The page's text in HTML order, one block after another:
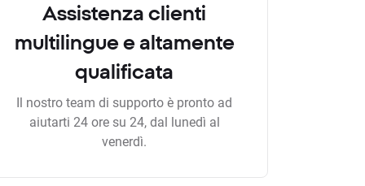
Assistenza clienti
multilingue e altamente
qualificata
Il nostro team di supporto è pronto ad
aiutarti 24 ore su 24, dal lunedì al
venerdì.